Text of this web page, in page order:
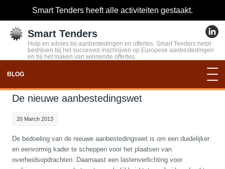
Smart Tenders heeft alle activiteiten gestaakt.
Smart Tenders
Hulp en advies bij aanbestedingen en offertes. Smart Tenders helpt
bedrijven bij het succesvol inschrijven op Europese aanbestedingen
en bij het maken van winnende offertes.
BLOG
De nieuwe aanbestedingswet
20 March 2013
De bedoeling van de nieuwe aanbestedingswet is om een duidelijker
en eenvormig kader te scheppen voor het plaatsen van
overheidsopdrachten. Daarnaast een lastenverlichting voor